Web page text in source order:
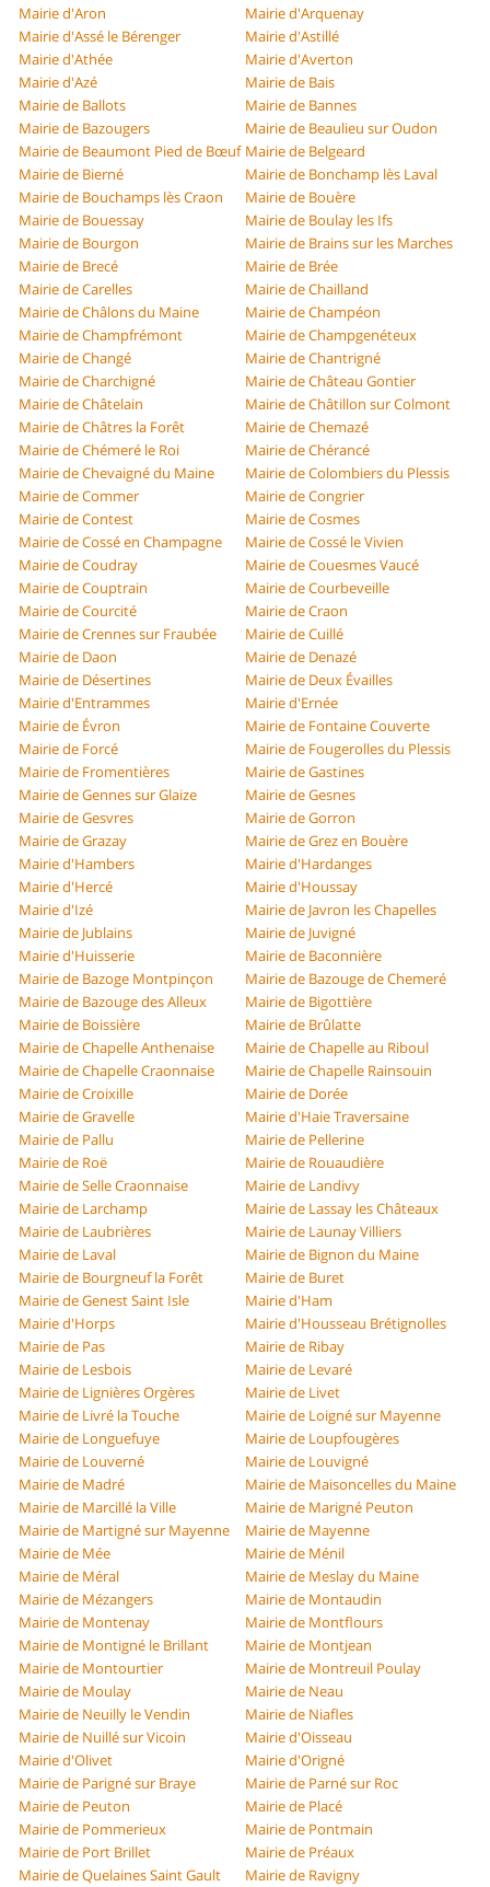
Mairie d'Aron
Mairie d'Arquenay
Mairie d'Assé le Bérenger
Mairie d'Astillé
Mairie d'Athée
Mairie d'Averton
Mairie d'Azé
Mairie de Bais
Mairie de Ballots
Mairie de Bannes
Mairie de Bazougers
Mairie de Beaulieu sur Oudon
Mairie de Beaumont Pied de Bœuf Mairie de Belgeard
Mairie de Bierné
Mairie de Bonchamp lès Laval
Mairie de Bouchamps lès Craon
Mairie de Bouère
Mairie de Bouessay
Mairie de Boulay les Ifs
Mairie de Bourgon
Mairie de Brains sur les Marches
Mairie de Brecé
Mairie de Brée
Mairie de Carelles
Mairie de Chailland
Mairie de Châlons du Maine
Mairie de Champéon
Mairie de Champfrémont
Mairie de Champgenéteux
Mairie de Changé
Mairie de Chantrigné
Mairie de Charchigné
Mairie de Château Gontier
Mairie de Châtelain
Mairie de Châtillon sur Colmont
Mairie de Châtres la Forêt
Mairie de Chemazé
Mairie de Chémeré le Roi
Mairie de Chérancé
Mairie de Chevaigné du Maine
Mairie de Colombiers du Plessis
Mairie de Commer
Mairie de Congrier
Mairie de Contest
Mairie de Cosmes
Mairie de Cossé en Champagne
Mairie de Cossé le Vivien
Mairie de Coudray
Mairie de Couesmes Vaucé
Mairie de Couptrain
Mairie de Courbeveille
Mairie de Courcité
Mairie de Craon
Mairie de Crennes sur Fraubée
Mairie de Cuillé
Mairie de Daon
Mairie de Denazé
Mairie de Désertines
Mairie de Deux Évailles
Mairie d'Entrammes
Mairie d'Ernée
Mairie de Évron
Mairie de Fontaine Couverte
Mairie de Forcé
Mairie de Fougerolles du Plessis
Mairie de Fromentières
Mairie de Gastines
Mairie de Gennes sur Glaize
Mairie de Gesnes
Mairie de Gesvres
Mairie de Gorron
Mairie de Grazay
Mairie de Grez en Bouère
Mairie d'Hambers
Mairie d'Hardanges
Mairie d'Hercé
Mairie d'Houssay
Mairie d'Izé
Mairie de Javron les Chapelles
Mairie de Jublains
Mairie de Juvigné
Mairie d'Huisserie
Mairie de Baconnière
Mairie de Bazoge Montpinçon
Mairie de Bazouge de Chemeré
Mairie de Bazouge des Alleux
Mairie de Bigottière
Mairie de Boissière
Mairie de Brûlatte
Mairie de Chapelle Anthenaise
Mairie de Chapelle au Riboul
Mairie de Chapelle Craonnaise
Mairie de Chapelle Rainsouin
Mairie de Croixille
Mairie de Dorée
Mairie de Gravelle
Mairie d'Haie Traversaine
Mairie de Pallu
Mairie de Pellerine
Mairie de Roë
Mairie de Rouaudière
Mairie de Selle Craonnaise
Mairie de Landivy
Mairie de Larchamp
Mairie de Lassay les Châteaux
Mairie de Laubrières
Mairie de Launay Villiers
Mairie de Laval
Mairie de Bignon du Maine
Mairie de Bourgneuf la Forêt
Mairie de Buret
Mairie de Genest Saint Isle
Mairie d'Ham
Mairie d'Horps
Mairie d'Housseau Brétignolles
Mairie de Pas
Mairie de Ribay
Mairie de Lesbois
Mairie de Levaré
Mairie de Lignières Orgères
Mairie de Livet
Mairie de Livré la Touche
Mairie de Loigné sur Mayenne
Mairie de Longuefuye
Mairie de Loupfougères
Mairie de Louverné
Mairie de Louvigné
Mairie de Madré
Mairie de Maisoncelles du Maine
Mairie de Marcillé la Ville
Mairie de Marigné Peuton
Mairie de Martigné sur Mayenne
Mairie de Mayenne
Mairie de Mée
Mairie de Ménil
Mairie de Méral
Mairie de Meslay du Maine
Mairie de Mézangers
Mairie de Montaudin
Mairie de Montenay
Mairie de Montflours
Mairie de Montigné le Brillant
Mairie de Montjean
Mairie de Montourtier
Mairie de Montreuil Poulay
Mairie de Moulay
Mairie de Neau
Mairie de Neuilly le Vendin
Mairie de Niafles
Mairie de Nuillé sur Vicoin
Mairie d'Oisseau
Mairie d'Olivet
Mairie d'Origné
Mairie de Parigné sur Braye
Mairie de Parné sur Roc
Mairie de Peuton
Mairie de Placé
Mairie de Pommerieux
Mairie de Pontmain
Mairie de Port Brillet
Mairie de Préaux
Mairie de Quelaines Saint Gault
Mairie de Ravigny